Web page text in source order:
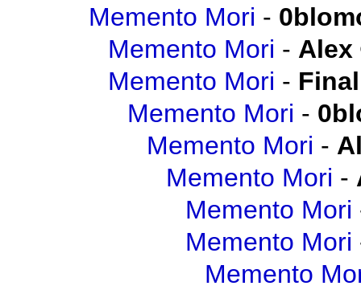
Memento Mori -
Memento Mori - Alex
Memento Mori -
Memento Mori -
Memento Mori -
Memento Mori -
Memento Mori
Memento Mori
Memento